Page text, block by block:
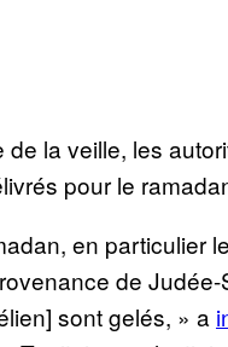
de la veille, les
pour le
en particulier
de
sont gelés, » a